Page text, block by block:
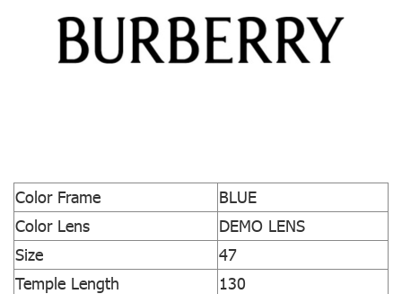
Color Frame
BLUE
Color Lens
DEMO LENS
Size
47
Temple Length
130